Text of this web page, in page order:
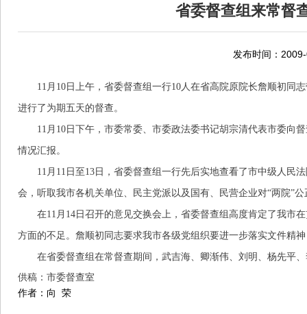
省委督查组来常督
发布时间：
11 月 10 日上午，省委督查组一行10人在省高院原院长詹顺初同
进行了为期五天的督查。
11 月 10 日下午，市委常委、市委政法委书记胡宗清代表市委向
情况汇报。
11 月 11 日至 13 日，省委督查组一行先后实地查看了市中级人民
会，听取我市各机关单位、民主党派以及国有、民营企业对“两院”
在11 月 14 日召开的意见交换会上，省委督查组高度肯定了我市
方面的不足。詹顺初同志要求我市各级党组织要进一步落实文件精
在省委督查组在常督查期间，武吉海、卿渐伟、刘明、杨先平
供稿：市委督查室
作者：向
荣